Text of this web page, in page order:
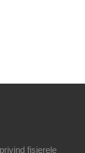
fișierele